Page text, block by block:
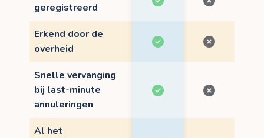
geregistreerd
Erkend door de
overheid
Snelle vervanging
bij last-minute
annuleringen
Al het